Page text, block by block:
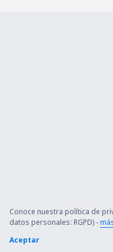
Conoce nuestra política de
datos personales: RGPD) -
Aceptar